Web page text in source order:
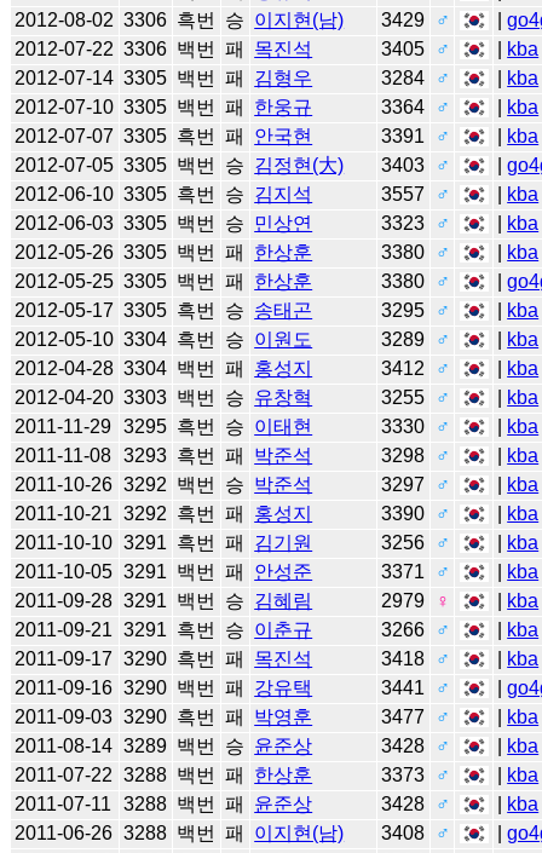
2012-08-02 3306 흑번 승 이지현(남) 3429 ♂ |
2012-07-22 3306 백번 패 목진석 3405 ♂ kba
2012-07-14 3305 백번 패 김형우 3284 ♂ kba
2012-07-10 3305 백번 패 한웅규 3364 ♂ kba
2012-07-07 3305 흑번 패 안국현 3391 ♂ kba
2012-07-05 3305 백번 승 김정현(大) 3403 ♂ |
2012-06-10 3305 흑번 승 김지석 3557 ♂ kba
2012-06-03 3305 백번 승 민상연 3323 ♂ kba
2012-05-26 3305 백번 패 한상훈 3380 ♂ kba
2012-05-25 3305 백번 패 한상훈 3380 ♂ |
2012-05-17 3305 흑번 승 송태곤 3295 ♂ kba
2012-05-10 3304 흑번 승 이원도 3289 ♂ kba
2012-04-28 3304 백번 패 홍성지 3412 ♂ kba
2012-04-20 3303 백번 승 유창혁 3255 ♂ kba
2011-11-29 3295 흑번 승 이태현 3330 ♂ kba
2011-11-08 3293 흑번 패 박준석 3298 ♂ kba
2011-10-26 3292 백번 승 박준석 3297 ♂ kba
2011-10-21 3292 흑번 패 홍성지 3390 ♂ kba
2011-10-10 3291 흑번 패 김기원 3256 ♂ kba
2011-10-05 3291 백번 패 안성준 3371 ♂ kba
2011-09-28 3291 백번 승 김혜림 2979 ♀ kba
2011-09-21 3291 흑번 승 이춘규 3266 ♂ kba
2011-09-17 3290 흑번 패 목진석 3418 ♂ kba
2011-09-16 3290 백번 패 강유택 3441 ♂ |
2011-09-03 3290 흑번 패 박영훈 3477 ♂ kba
2011-08-14 3289 백번 승 윤준상 3428 ♂ kba
2011-07-22 3288 백번 패 한상훈 3373 ♂ kba
2011-07-11
3288 백번 패 윤준상 3428 ♂ kba
2011-06-26 3288 백번 패 이지현(남) 3408 ♂ |